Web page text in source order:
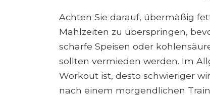
Achten Sie darauf, übermäßig
Mahlzeiten zu überspringen,
scharfe Speisen oder
sollten vermieden werden. Im
Workout ist, desto schwieriger
nach einem morgendlichen